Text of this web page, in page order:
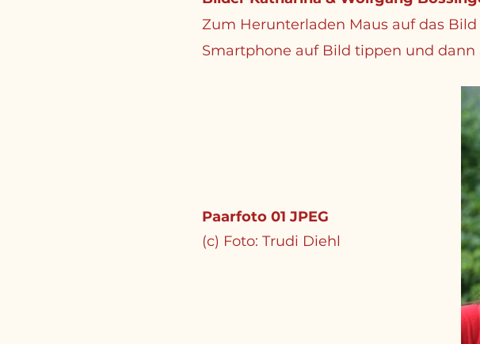
Zum Herunterladen Maus auf das
Smartphone auf Bild tippen und
Paarfoto 01 JPEG
(c) Foto: Trudi Diehl